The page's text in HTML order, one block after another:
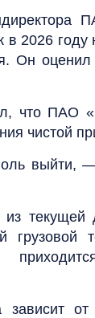
в 2026 году
Он
что ПАО
чистой
выйти, —
из
грузовой
от